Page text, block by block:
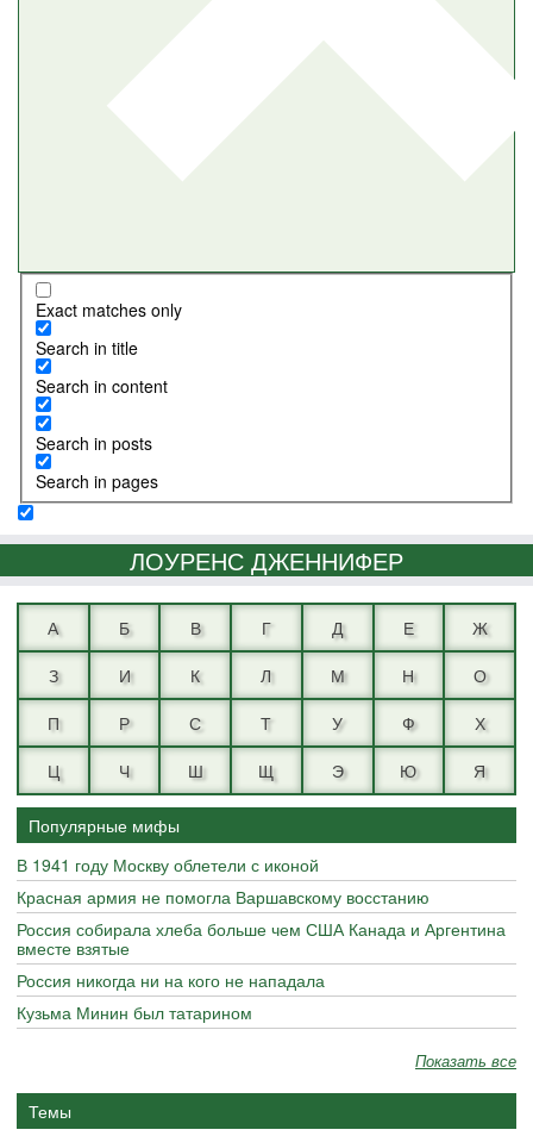
Exact matches only
Search in title
Search in content
Search in posts
Search in pages
ЛОУРЕНС ДЖЕННИФЕР
А Б В Г Д Е
Ж
З
И К Л М Н
О
П
Р С Т У Ф
Х
Ц
Ч Ш Щ Э Ю Я
Популярные мифы
В 1941 году Москву облетели с иконой
Красная армия не помогла Варшавскому восстанию
Россия собирала хлеба больше чем США Канада и Аргентина
вместе взятые
Россия никогда ни на кого не нападала
Кузьма Минин был татарином
Показать все
Темы